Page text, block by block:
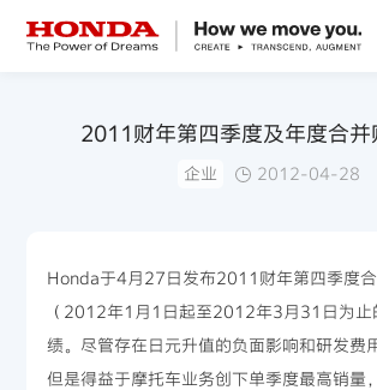
2011财年第四季度及年度合并
企业 2012-04-28
Honda于4月27日发布2011财年第四季度
（2012年1月1日起至2012年3月31日为止
绩。尽管存在日元升值的负面影响和研发费
但是得益于摩托车业务创下单季度最高销量